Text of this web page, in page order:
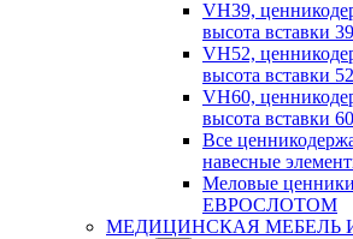
VH39,
высота вставки
VH52,
высота вставки
VH60,
высота вставки
Все
навесные
Меловые
ЕВРОСЛОТОМ
МЕДИЦИНСКАЯ МЕБЕЛЬ